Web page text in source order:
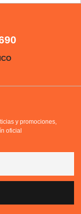
y promociones,
oficial